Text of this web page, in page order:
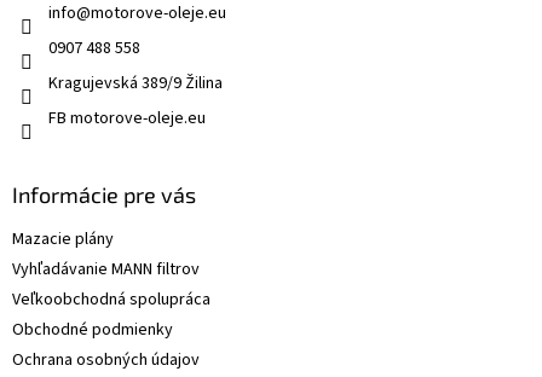
info@motorove-oleje.eu
0907 488 558
Kragujevská 389/9 Žilina
FB motorove-oleje.eu
Informácie pre vás
Mazacie plány
Vyhľadávanie MANN filtrov
Veľkoobchodná spolupráca
Obchodné podmienky
Ochrana osobných údajov